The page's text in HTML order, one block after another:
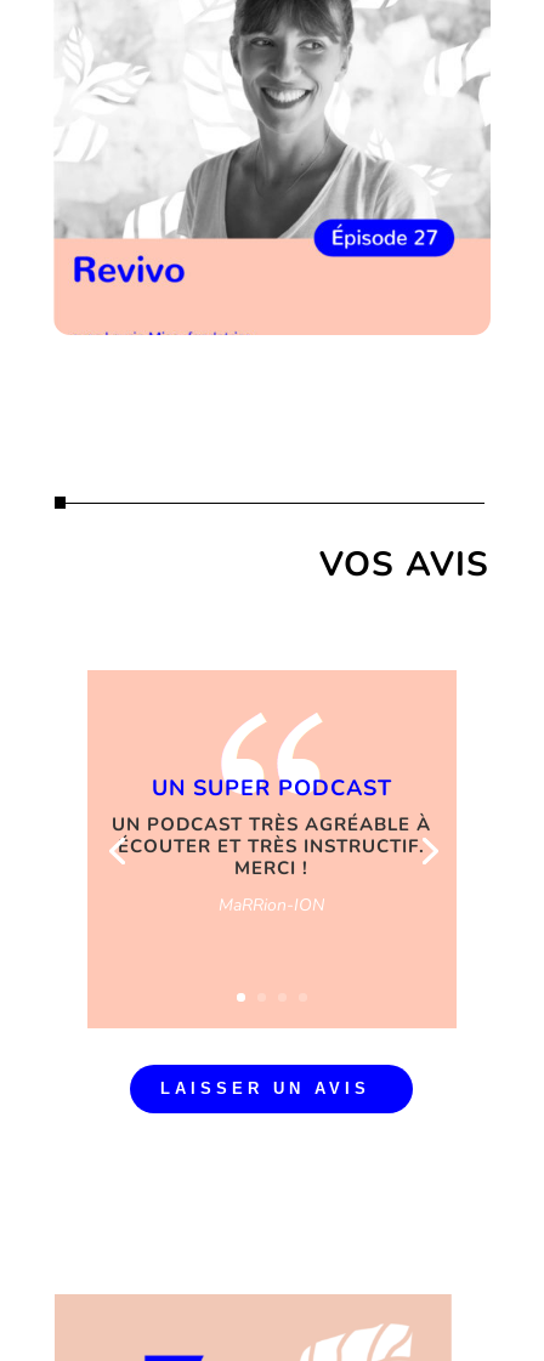
VOS AVIS
UN SUPER PODCAST
UN PODCAST TRÈS AGRÉABLE À
ÉCOUTER ET TRÈS INSTRUCTIF.
MERCI !
MaRRion-ION
LAISSER UN AVIS